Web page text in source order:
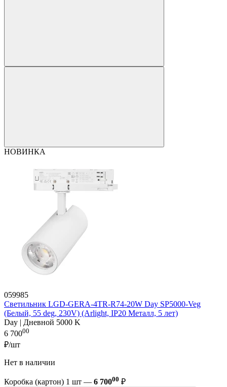
НОВИНКА
059985
Светильник LGD-GERA-4TR-R74-20W Day SP5000-Veg
(Белый, 55 deg, 230V) (Arlight, IP20 Металл, 5 лет)
Day | Дневной 5000 K
6 70000
₽/шт
Нет в наличии
Коробка (картон) 1 шт — 6 70000 ₽